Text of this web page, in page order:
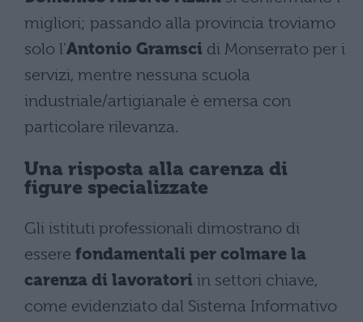
migliori; passando alla provincia troviamo
solo l’Antonio Gramsci di Monserrato per i
servizi, mentre nessuna scuola
industriale/artigianale è emersa con
particolare rilevanza.
Una risposta alla carenza di
figure specializzate
Gli istituti professionali dimostrano di
essere fondamentali per colmare la
carenza di lavoratori in settori chiave,
come evidenziato dal Sistema Informativo